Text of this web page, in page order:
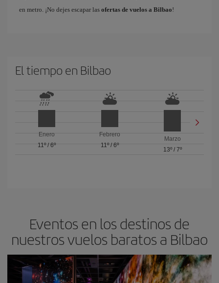
en metro. ¡No dejes escapar las ofertas de vuelos a Bilbao!
El tiempo en Bilbao
Enero
11º/ 6º
Febrero
11º/ 6º
Marzo
13º/ 7º
Eventos en los destinos de
nuestros vuelos baratos a Bilbao